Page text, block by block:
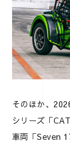
そのほか、
シリーズ「
車両「Seven